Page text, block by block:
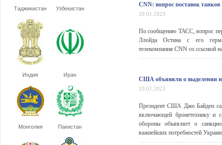
Таджикистан Узбекистан
Индия Иран
Монголия Пакистан
CNN: вопрос поставок
20.01.2023
По сообщению ТАСС, вопрос
Ллойда Остина с его
телекомпания СNN со ссылкой
США объявили о выделении
20.01.2023
Президент США Джо Байден
включающей бронетехнику и
обороны объявляет о
важнейших потребностей